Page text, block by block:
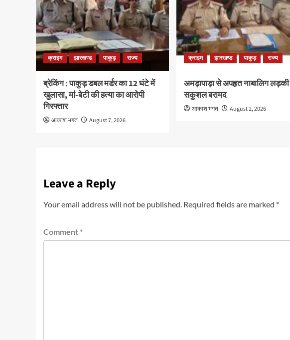
क्राइम झारखण्ड पाकुड़ राज्य
ब्रेकिंग : पाकुड़ डबल मर्डर का 12 घंटे में
खुलासा, मां-बेटी की हत्या का आरोपी
गिरफ्तार
आकाश भगत August 7, 2026
क्राइम झारखण्ड पाकुड़ राज्य
अमड़ापाड़ा से अपहृत नाबालिग लड़की
सकुशल बरामद
आकाश भगत August 2, 2026
Leave a Reply
Your email address will not be published. Required fields are marked *
Comment *